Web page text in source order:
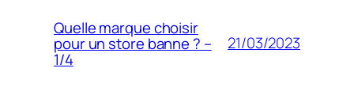
Quelle marque choisir
pour un store banne ? –
1/4
21/03/2023